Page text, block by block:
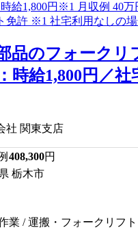
品のフォークリ
時給1,800円／社
社 関東支店
408,300円
栃木市
業 / 運搬・フォークリフ